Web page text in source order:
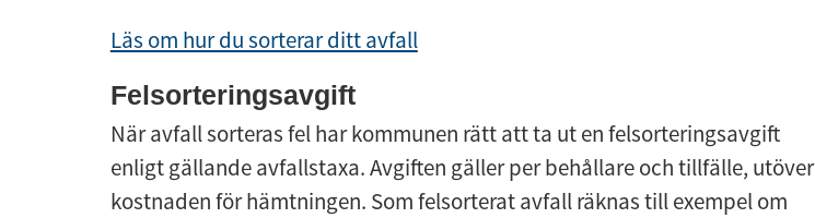
Läs om hur du sorterar ditt avfall
Felsorteringsavgift
När avfall sorteras fel har kommunen rätt att ta ut en felsorteringsavgift
enligt gällande avfallstaxa. Avgiften gäller per behållare och tillfälle, utöver
kostnaden för hämtningen. Som felsorterat avfall räknas till exempel om